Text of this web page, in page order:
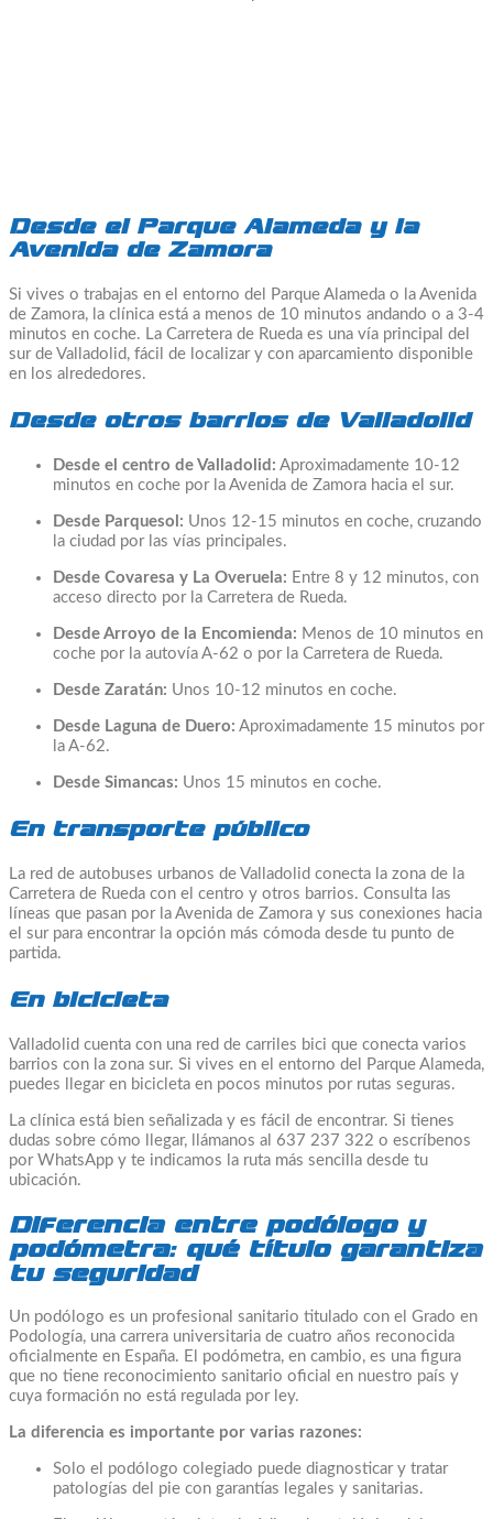
Desde el Parque Alameda y la
Avenida de Zamora
Si vives o trabajas en el entorno del Parque Alameda o la Avenida
de Zamora, la clínica está a menos de 10 minutos andando o a 3-4
minutos en coche. La Carretera de Rueda es una vía principal del
sur de Valladolid, fácil de localizar y con aparcamiento disponible
en los alrededores.
Desde otros barrios de Valladolid
Desde el centro de Valladolid: Aproximadamente 10-12
minutos en coche por la Avenida de Zamora hacia el sur.
Desde Parquesol: Unos 12-15 minutos en coche, cruzando
la ciudad por las vías principales.
Desde Covaresa y La Overuela: Entre 8 y 12 minutos, con
acceso directo por la Carretera de Rueda.
Desde Arroyo de la Encomienda: Menos de 10 minutos en
coche por la autovía A-62 o por la Carretera de Rueda.
Desde Zaratán: Unos 10-12 minutos en coche.
Desde Laguna de Duero: Aproximadamente 15 minutos por
la A-62.
Desde Simancas: Unos 15 minutos en coche.
En transporte público
La red de autobuses urbanos de Valladolid conecta la zona de la
Carretera de Rueda con el centro y otros barrios. Consulta las
líneas que pasan por la Avenida de Zamora y sus conexiones hacia
el sur para encontrar la opción más cómoda desde tu punto de
partida.
En bicicleta
Valladolid cuenta con una red de carriles bici que conecta varios
barrios con la zona sur. Si vives en el entorno del Parque Alameda,
puedes llegar en bicicleta en pocos minutos por rutas seguras.
La clínica está bien señalizada y es fácil de encontrar. Si tienes
dudas sobre cómo llegar, llámanos al 637 237 322 o escríbenos
por WhatsApp y te indicamos la ruta más sencilla desde tu
ubicación.
Diferencia entre podólogo y
podómetra: qué título garantiza
tu seguridad
Un podólogo es un profesional sanitario titulado con el Grado en
Podología, una carrera universitaria de cuatro años reconocida
oficialmente en España. El podómetra, en cambio, es una figura
que no tiene reconocimiento sanitario oficial en nuestro país y
cuya formación no está regulada por ley.
La diferencia es importante por varias razones:
Solo el podólogo colegiado puede diagnosticar y tratar
patologías del pie con garantías legales y sanitarias.